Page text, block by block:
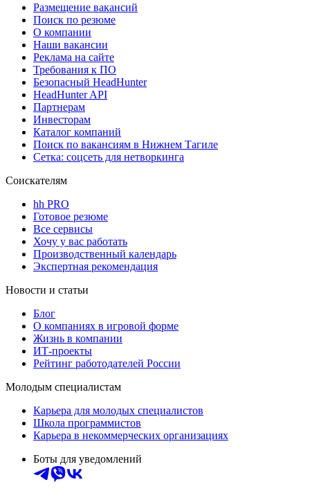
Размещение вакансий
Поиск по резюме
О компании
Наши вакансии
Реклама на сайте
Требования к ПО
Безопасный HeadHunter
HeadHunter API
Партнерам
Инвесторам
Каталог компаний
Поиск по вакансиям в Нижнем Тагиле
Сетка: соцсеть для нетворкинга
Соискателям
hh PRO
Готовое резюме
Все сервисы
Хочу у вас работать
Производственный календарь
Экспертная рекомендация
Новости и статьи
Блог
О компаниях в игровой форме
Жизнь в компании
ИТ-проекты
Рейтинг работодателей России
Молодым специалистам
Карьера для молодых специалистов
Школа программистов
Карьера в некоммерческих организациях
Боты для уведомлений